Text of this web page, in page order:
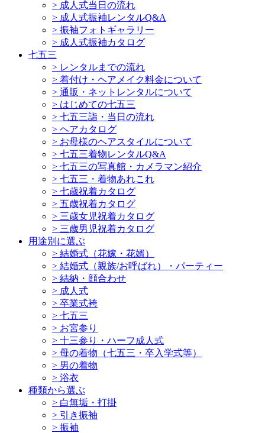
> 成人式当日の流れ
> 成人式振袖レンタルQ&A
> 振袖フォトギャラリー
> 成人式振袖カタログ
七五三
> レンタルまでの流れ
> 着付け・ヘアメイク料金について
> 通販・ネットレンタルについて
> はじめての七五三
> 七五三詣・当日の流れ
> ヘアカタログ
> お母様のヘアスタイルについて
> 七五三着物レンタルQ&A
> 七五三の写真館・カメラマン紹介
> 七五三・着物あれこれ
> 七歳祝着カタログ
> 五歳祝着カタログ
> 三歳女児祝着カタログ
> 三歳男児祝着カタログ
用途別に選ぶ
> 結婚式（花嫁・花婿）
> 結婚式（親族/お呼ばれ）・パーティー
> 結納・顔合わせ
> 成人式
> 卒業式袴
> 七五三
> お宮参り
> 十三参り・ハーフ成人式
> 母の着物（七五三・卒入学式等）
> 男の着物
> 浴衣
種類から選ぶ
> 白無垢・打掛
> 引き振袖
> 振袖